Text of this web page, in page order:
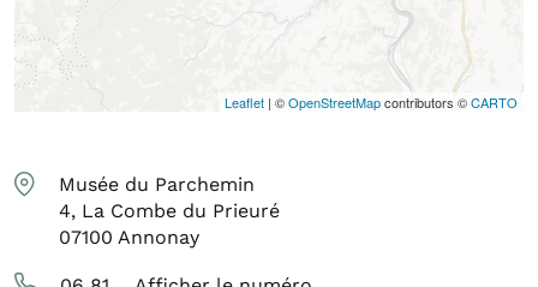
Leaflet | ©OpenStreetMapcontributors ©CARTO
Musée du Parchemin
4, La Combe du Prieuré
07100 Annonay